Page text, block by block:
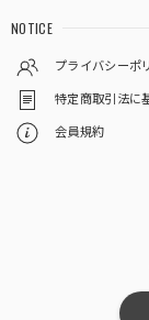
NOTICE
プライバシーポ
特定商取引法に
会員規約